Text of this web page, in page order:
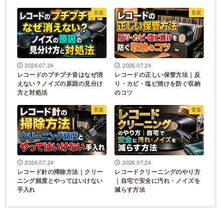
音楽
2026.07.24
レコードのプチプチ音はなぜ消
えない？ノイズの原因の見分け
方と対処法
音楽
2026.07.24
レコードの正しい保管方法｜反
り・カビ・塩ビ焼けを防ぐ収納
のコツ
音楽
2026.07.24
レコード針の掃除方法｜クリー
ニング頻度とやってはいけない
手入れ
音楽
2026.07.24
レコードクリーニングのやり方
｜自宅で安全に汚れ・ノイズを
減らす方法